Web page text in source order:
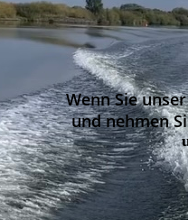
Wenn Sie
und nehmen